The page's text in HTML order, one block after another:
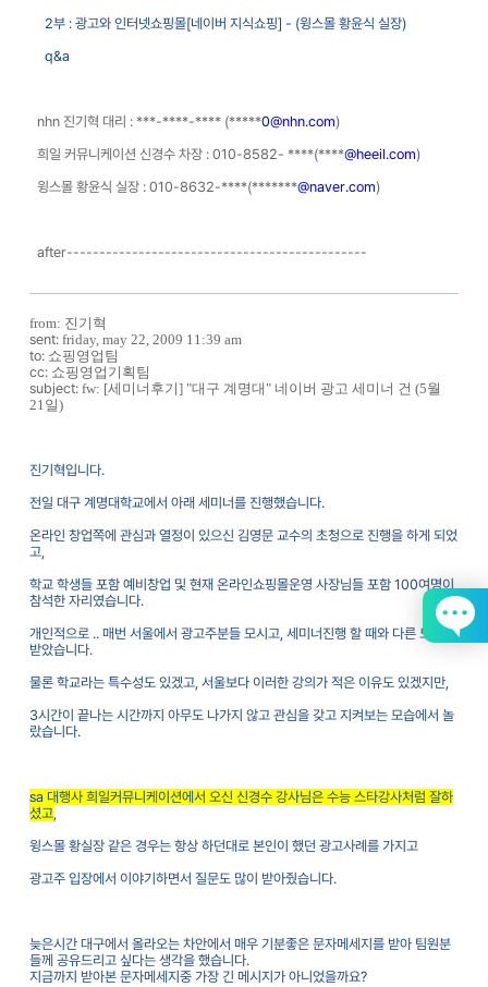
2부: 광고와 인터넷쇼핑몰[네이버 지식쇼핑] - (윙스몰 황윤식 실장)
q&a
nhn 진기혁 대리 : ***-****-**** (*****0@nhn.com)
희일 커뮤니케이션 신경수 차장: 010-8582- ****(****@heeil.com)
윙스몰 황윤식 실장: 010-8632-****(*******@naver.com)
after----------------------------------------------
from: 진기혁
sent: friday, may 22, 2009 11:39 am
to: 쇼핑영업팀
cc: 쇼핑영업기획팀
subject: fw: [세미너후기] "대구 계명대 " 네이버 광고 세미너 건 (5월
21일)
진기혁입니다.
전일 대구 계명대학교에서 아래 세미너를 진행했습니다.
온라인 창업쪽에 관심과 열정이 있으신 김영문 교수의 초청으로 진행을 하게 되었
고,
학교 학생들 포함 예비창업 및 현재 온라인쇼핑몰운영 사장님들 포함 100여명이
참석한 자리였습니다.
개인적으로 ..매번 서울에서 광고주분들 모시고,세미너진행 할 때와 다른 느낌을
받았습니다.
물론 학교라는 특수성도 있겠고,서울보다 이러한 강의가 적은 이유도 있겠지만,
3시간이 끝나는 시간까지 아무도 나가지 않고 관심을 갖고 지켜보는 모습에서 놀
랐습니다.
sa대행사 희일커뮤니케이션에서 오신 신경수 강사님은 수능 스타강사처럼 잘하
셨고,
윙스몰 황실장 같은 경우는 항상 하던대로 본인이 했던 광고사례를 가지고
광고주 입장에서 이야기하면서 질문도 많이 받아줬습니다.
늦은시간 대구에서 올라오는 차안에서 매우 기분좋은 문자메세지를 받아 팀원분
들께 공유드리고 싶다는 생각을 했습니다.
지금까지 받아본 문자메세지중 가장 긴 메시지가 아니었을까요?